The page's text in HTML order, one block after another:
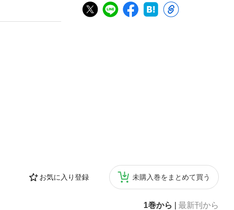
お気に入り登録 未購入巻をまとめて買う
1巻から 最新刊から
芽生える。それ
た村暮らしの
大賞受賞作